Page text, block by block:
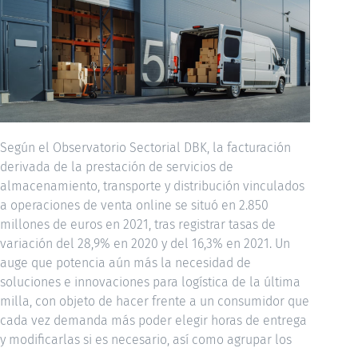
Según el Observatorio Sectorial DBK, la facturación
derivada de la prestación de servicios de
almacenamiento, transporte y distribución vinculados
a operaciones de venta online se situó en 2.850
millones de euros en 2021, tras registrar tasas de
variación del 28,9% en 2020 y del 16,3% en 2021. Un
auge que potencia aún más la necesidad de
soluciones e innovaciones para logística de la última
milla, con objeto de hacer frente a un consumidor que
cada vez demanda más poder elegir horas de entrega
y modificarlas si es necesario, así como agrupar los